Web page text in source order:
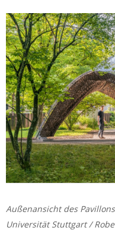
Außenansicht des
Universität Stuttgart /